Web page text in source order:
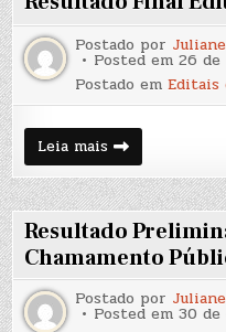
Postado por
Posted em26 de
Postado emEditais
Leia maisResultado
Final
Edital
02/2024
Resultado
Chamamento
Postado por
Posted em30